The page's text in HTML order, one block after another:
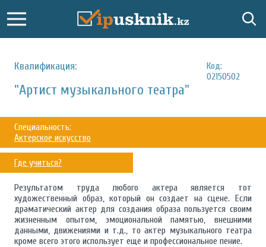
Квалификация:
Код:
02150502
"Артист музыкального театра"
Специальность:
Актерское искусство
Где учиться?
Результатом труда любого актера является тот
художественный образ, который он создает на сцене. Если
драматический актер для создания образа пользуется своим
жизненным опытом, эмоциональной памятью, внешними
данными, движениями и т.д., то актер музыкального театра
кроме всего этого использует еще и профессиональное пение.